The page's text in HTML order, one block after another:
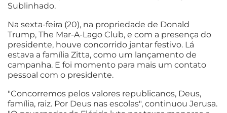
Sublinhado.
Na sexta-feira (20), na propriedade de Donald
Trump, The Mar-A-Lago Club, e com a presença do
presidente, houve concorrido jantar festivo. Lá
estava a família Zitta, como um lançamento de
campanha. E foi momento para mais um contato
pessoal com o presidente.
"Concorremos pelos valores republicanos, Deus,
família, raiz. Por Deus nas escolas", continuou Jerusa.